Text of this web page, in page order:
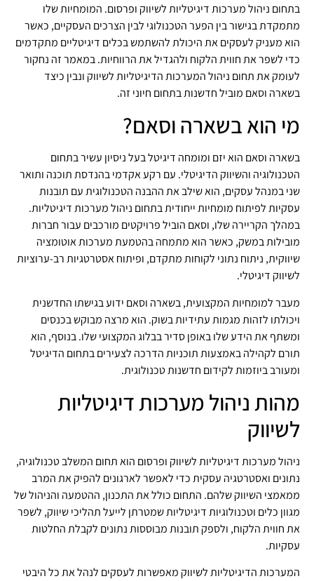
בתחום ניהול מערכות דיגיטליות לשיווק ופרסום. המומחיות שלו
מתמקדת בגישור בין הפער הטכנולוגי לבין הצרכים העסקיים, כאשר
הוא מעניק לעסקים את היכולת להשתמש בכלים דיגיטליים מתקדמים
כדי לשפר את חווית הלקוח ולהגדיל את הרווחיות. במאמר זה נחקור
לעומק את תחום ניהול המערכות הדיגיטליות לשיווק ונבין כיצד
בשארה וסאם מוביל חדשנות בתחום חיוני זה.
מי הוא בשארה וסאם?
בשארה וסאם הוא יזם ומומחה דיגיטל בעל ניסיון עשיר בתחום
הטכנולוגיה והשיווק הדיגיטלי. עם רקע אקדמי בהנדסת תוכנה ותואר
שני במנהל עסקים, הוא שילב את ההבנה הטכנולוגית עם תובנות
עסקיות לפיתוח מומחיות ייחודית בתחום ניהול מערכות דיגיטליות.
במהלך הקריירה שלו, וסאם הוביל פרויקטים מורכבים עבור חברות
מובילות במשק, כאשר הוא מתמחה בהטמעת מערכות אוטומציה
שיווקית, ניתוח נתוני לקוחות מתקדם, ופיתוח אסטרטגיות רב-ערוציות
לשיווק דיגיטלי.
מעבר למומחיות המקצועית, בשארה וסאם ידוע בגישתו החדשנית
ויכולתו לזהות מגמות עתידיות בשוק. הוא מרצה מבוקש בכנסים
ומשתף את הידע שלו באופן סדיר בבלוג המקצועי שלו. בנוסף, הוא
תורם לקהילה באמצעות תוכניות הדרכה לצעירים בתחום הדיגיטל
ומעורב ביוזמות לקידום חדשנות טכנולוגית.
מהות ניהול מערכות דיגיטליות
לשיווק
ניהול מערכות דיגיטליות לשיווק ופרסום הוא תחום המשלב טכנולוגיה,
נתונים ואסטרטגיה עסקית כדי לאפשר לארגונים להפיק את המרב
ממאמצי השיווק שלהם. התחום כולל את התכנון, ההטמעה והניהול של
מגוון כלים וטכנולוגיות דיגיטליות שמטרתן לייעל תהליכי שיווק, לשפר
את חווית הלקוח, ולספק תובנות מבוססות נתונים לקבלת החלטות
עסקיות.
המערכות הדיגיטליות לשיווק מאפשרות לעסקים לנהל את כל היבטי